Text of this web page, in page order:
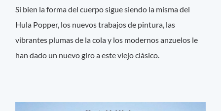
Si bien la forma del cuerpo sigue siendo la misma del
Hula Popper, los nuevos trabajos de pintura, las
vibrantes plumas de la cola y los modernos anzuelos le
han dado un nuevo giro a este viejo clásico.